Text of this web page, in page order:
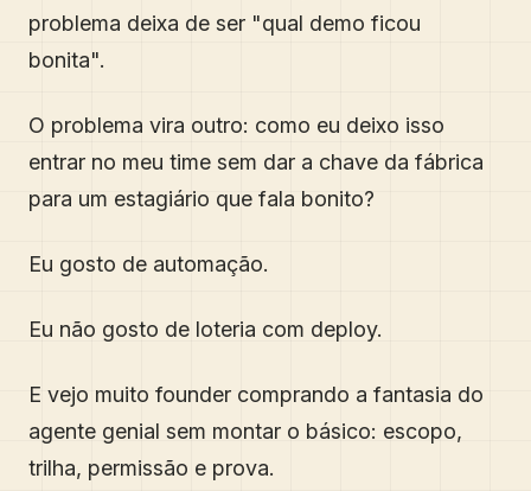
problema deixa de ser "qual demo ficou
bonita".
O problema vira outro: como eu deixo isso
entrar no meu time sem dar a chave da fábrica
para um estagiário que fala bonito?
Eu gosto de automação.
Eu não gosto de loteria com deploy.
E vejo muito founder comprando a fantasia do
agente genial sem montar o básico: escopo,
trilha, permissão e prova.